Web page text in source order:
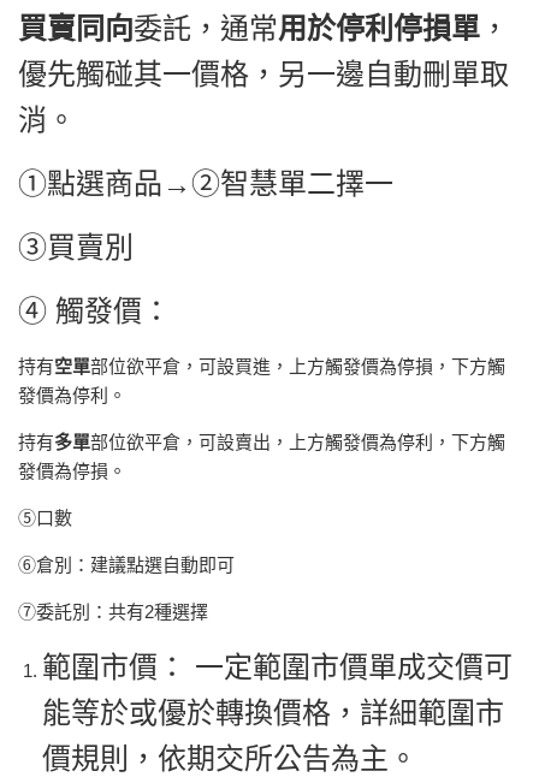
買賣同向委託，通常用於停利停損單 ，
優先觸碰其一價格，另一邊自動刪單取
消。
①點選商品→②智慧單二擇一
③買賣別
④ 觸發價：
持有空單部位欲平倉，可設買進，上方觸發價為停損，下方觸
發價為停利。
持有多單部位欲平倉，可設賣出，上方觸發價為停利，下方觸
發價為停損。
⑤口數
⑥倉別：建議點選自動即可
⑦委託別：共有2種選擇
範圍市價： 一定範圍市價單成交價可
能等於或優於轉換價格，詳細範圍市
價規則，依期交所公告為主。